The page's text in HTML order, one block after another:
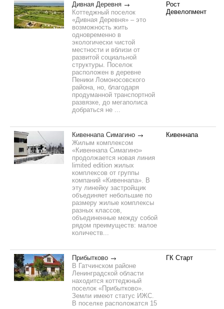
Дивная Деревня
Коттеджный поселок
«Дивная Деревня» – это
возможность жить
одновременно в
экологически чистой
местности и вблизи от
развитой социальной
структуры. Поселок
расположен в деревне
Пеники Ломоносовского
района, но, благодаря
продуманной транспортной
развязке, до мегаполиса
добраться не ...
Рост
Девелопмент
Кивеннапа Симагино
Жилым комплексом
«Кивеннапа Симагино»
продолжается новая линия
limited edition жилых
комплексов от группы
компаний «Кивеннапа». В
эту линейку застройщик
объединяет небольшие по
размеру жилые комплексы
разных классов,
объединенные между собой
рядом преимуществ: малое
количеств...
Кивеннапа
Прибытково
В Гатчинском районе
Ленинградской области
находится коттеджный
поселок «Прибытково».
Земли имеют статус ИЖС.
В поселке расположатся 15
ГК Старт